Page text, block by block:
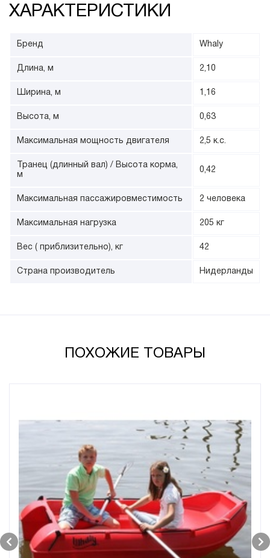
ХАРАКТЕРИСТИКИ
Бренд Whaly
Длина, м 2,10
Ширина, м 1,16
Высота, м 0,63
Максимальная мощность двигателя 2,5 к.с.
Транец (длинный вал) / Высота корма,
м
0,42
Максимальная пассажировместимость 2 человека
Максимальная нагрузка 205 кг
Вес ( приблизительно), кг 42
Страна производитель Нидерланды
ПОХОЖИЕ ТОВАРЫ